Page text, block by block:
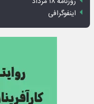
اینفوگرافی